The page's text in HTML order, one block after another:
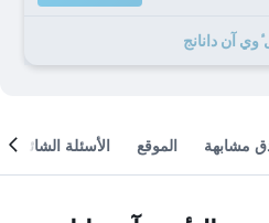
مشابهة الموقع الأسئلة الشائعة